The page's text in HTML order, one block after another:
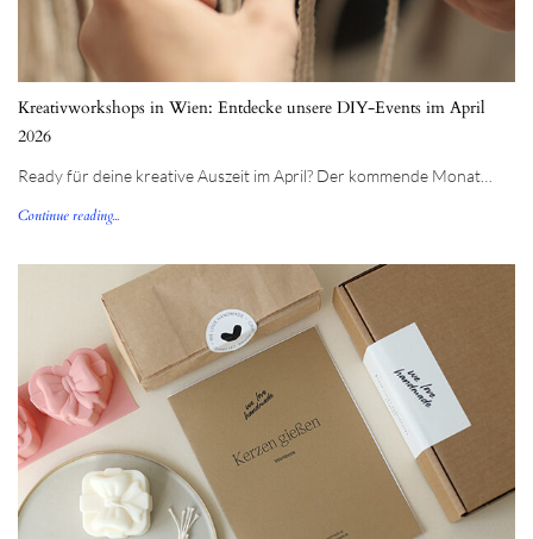
Kreativworkshops in Wien: Entdecke unsere DIY-Events im April
2026
Ready für deine kreative Auszeit im April? Der kommende Monat…
Continue reading...